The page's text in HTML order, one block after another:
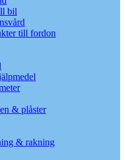
bil
till fordon
& plåster
& rakning